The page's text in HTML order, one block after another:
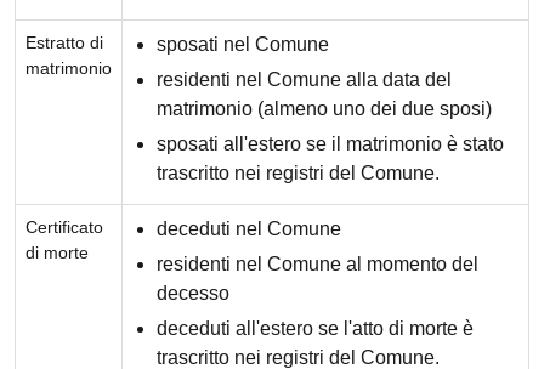
Estratto di
matrimonio
sposati nel Comune
residenti nel Comune alla data del
matrimonio (almeno uno dei due sposi)
sposati all'estero se il matrimonio è stato
trascritto nei registri del Comune.
Certificato
di morte
deceduti nel Comune
residenti nel Comune al momento del
decesso
deceduti all'estero se l'atto di morte è
trascritto nei registri del Comune.